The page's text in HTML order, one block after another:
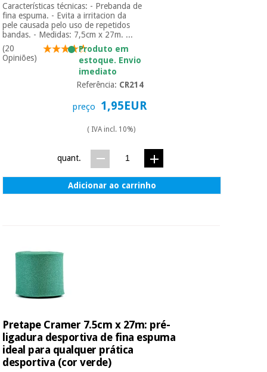
Características técnicas: - Prebanda de
fina espuma. - Evita a irritacion da
pele causada pelo uso de repetidos
bandas. - Medidas: 7,5cm x 27m. ...
(20
Opiniões)
Produto em
estoque. Envio
imediato
Referência: CR214
preço 1,95EUR
( IVA incl. 10%)
quant.
Adicionar ao carrinho
Pretape Cramer 7.5cm x 27m: pré-
ligadura desportiva de fina espuma
ideal para qualquer prática
desportiva (cor verde)